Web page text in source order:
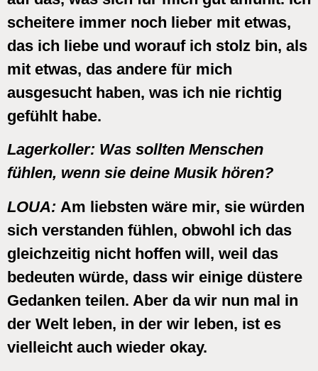
scheitere immer noch lieber mit etwas,
das ich liebe und worauf ich stolz bin, als
mit etwas, das andere für mich
ausgesucht haben, was ich nie richtig
gefühlt habe.
Lagerkoller: Was sollten Menschen
fühlen, wenn sie deine Musik hören?
LOUA: Am liebsten wäre mir, sie würden
sich verstanden fühlen, obwohl ich das
gleichzeitig nicht hoffen will, weil das
bedeuten würde, dass wir einige düstere
Gedanken teilen. Aber da wir nun mal in
der Welt leben, in der wir leben, ist es
vielleicht auch wieder okay.